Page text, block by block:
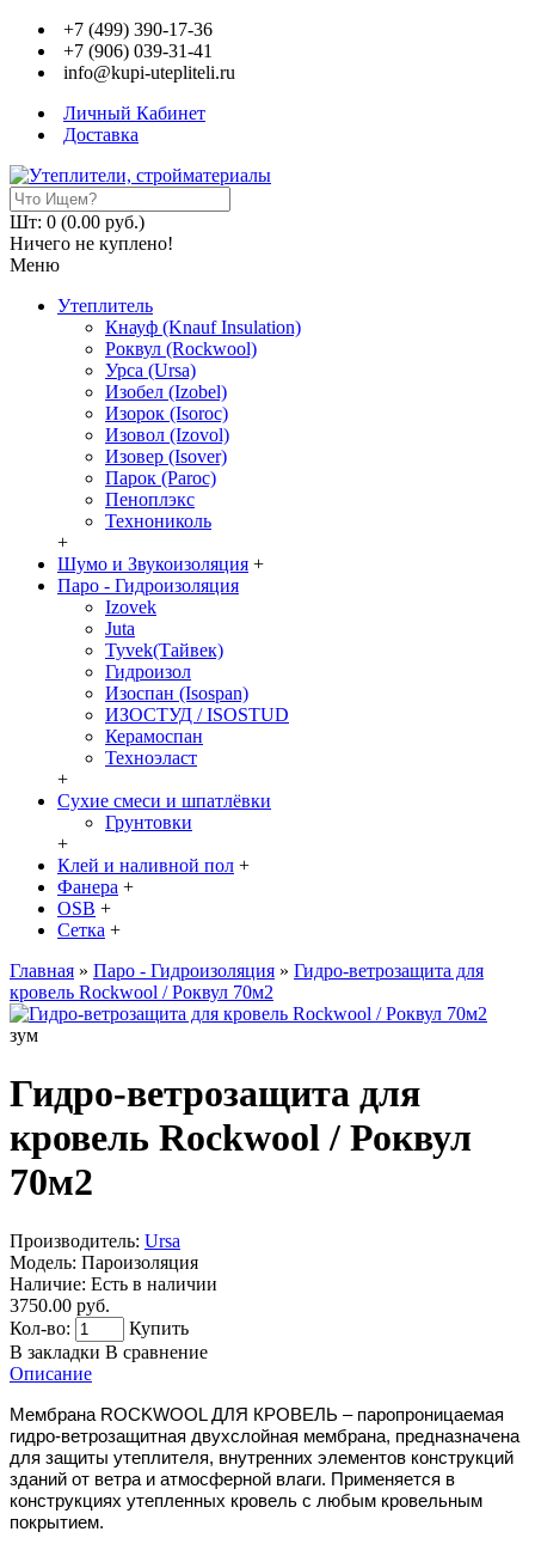
+7 (499) 390-17-36
+7 (906) 039-31-41
info@kupi-utepliteli.ru
Личный Кабинет
Доставка
Шт: 0 (0.00 руб.)
Ничего не куплено!
Меню
Утеплитель
Кнауф (Knauf Insulation)
Роквул (Rockwool)
Урса (Ursa)
Изобел (Izobel)
Изорок (Isoroc)
Изовол (Izovol)
Изовер (Isover)
Парок (Paroс)
Пеноплэкс
Технониколь
+
Шумо и Звукоизоляция +
Паро - Гидроизоляция
Izovek
Juta
Tyvek(Тайвек)
Гидроизол
Изоспан (Isospan)
ИЗОСТУД / ISOSTUD
Керамоспан
Техноэласт
+
Сухие смеси и шпатлёвки
Грунтовки
+
Клей и наливной пол +
Фанера +
OSB +
Сетка +
Главная » Паро - Гидроизоляция » Гидро-ветрозащита для
кровель Rockwool / Роквул 70м2
зум
Гидро-ветрозащита для
кровель Rockwool / Роквул
70м2
Производитель: Ursa
Модель: Пароизоляция
Наличие: Есть в наличии
3750.00 руб.
Кол-во:
Купить
В закладки В сравнение
Описание
Мембрана ROCKWOOL ДЛЯ КРОВЕЛЬ – паропроницаемая
гидро-ветрозащитная двухслойная мембрана, предназначена
для защиты утеплителя, внутренних элементов конструкций
зданий от ветра и атмосферной влаги. Применяется в
конструкциях утепленных кровель с любым кровельным
покрытием.